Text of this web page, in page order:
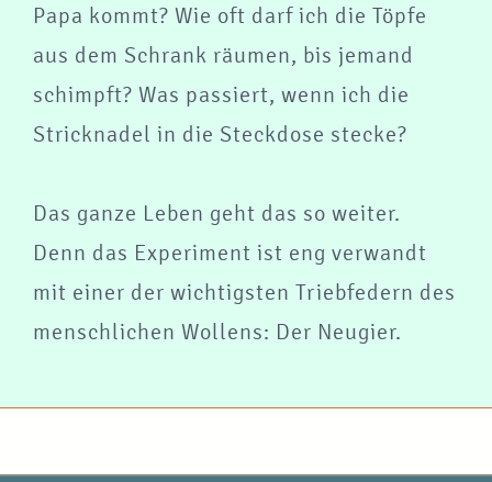
Papa kommt? Wie oft darf ich die Töpfe
aus dem Schrank räumen, bis jemand
schimpft? Was passiert, wenn ich die
Stricknadel in die Steckdose stecke?
Das ganze Leben geht das so weiter.
Denn das Experiment ist eng verwandt
mit einer der wichtigsten Triebfedern des
menschlichen Wollens: Der Neugier.